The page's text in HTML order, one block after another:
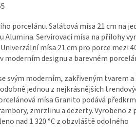
porcelánu. Salátová mísa 21 cm na
Servírovací mísa na přílohy
mísa 21 cm pro porce mezi
moderním designu a barevném
svým moderním, zakřiveným tvarem a
jednou z nejkrásnějších
mísa Granito podává
zmrzlinu a dezerty. Vyrobeno z
nad 1 320 °C z obzvláště odolného